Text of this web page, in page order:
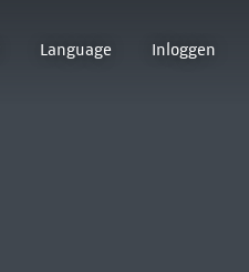
Language Inloggen